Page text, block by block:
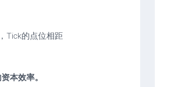
Tick的点位相距
本效率。